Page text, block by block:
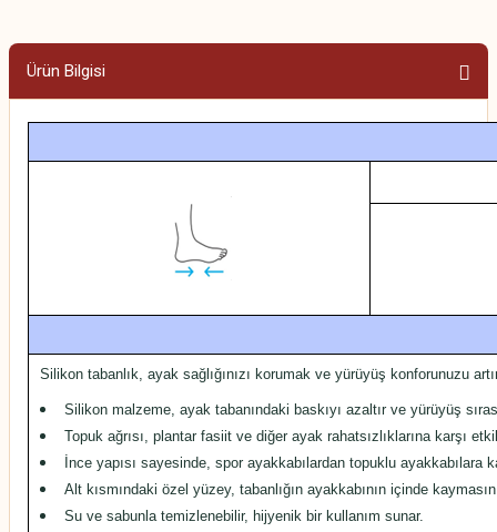
Ürün Bilgisi
Silikon tabanlık, ayak sağlığınızı korumak ve yürüyüş konforunuzu
Silikon malzeme, ayak tabanındaki baskıyı azaltır ve yürüyüş
Topuk ağrısı, plantar fasiit ve diğer ayak rahatsızlıklarına karşı
İnce yapısı sayesinde, spor ayakkabılardan topuklu
Alt kısmındaki özel yüzey, tabanlığın ayakkabının içinde
Su ve sabunla temizlenebilir, hijyenik bir kullanım sunar.